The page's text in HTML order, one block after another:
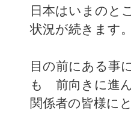
日本はいまのと
状況が続きます
目の前にある事
も 前向きに進
関係者の皆様に